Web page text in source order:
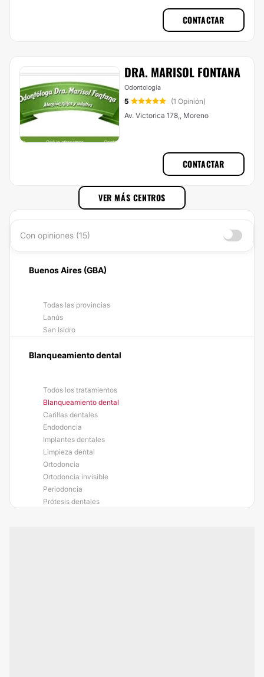
CONTACTAR
DRA. MARISOL FONTANA
Odontología
5
(1 Opinión)
Av. Victorica 178,, Moreno
CONTACTAR
VER MÁS CENTROS
Con opiniones (15)
Buenos Aires (GBA)
Todas las provincias
Lanús
San Isidro
Blanqueamiento dental
Todos los tratamientos
Blanqueamiento dental
Carillas dentales
Endodoncia
Implantes dentales
Limpieza dental
Ortodoncia
Ortodoncia invisible
Periodoncia
Prótesis dentales